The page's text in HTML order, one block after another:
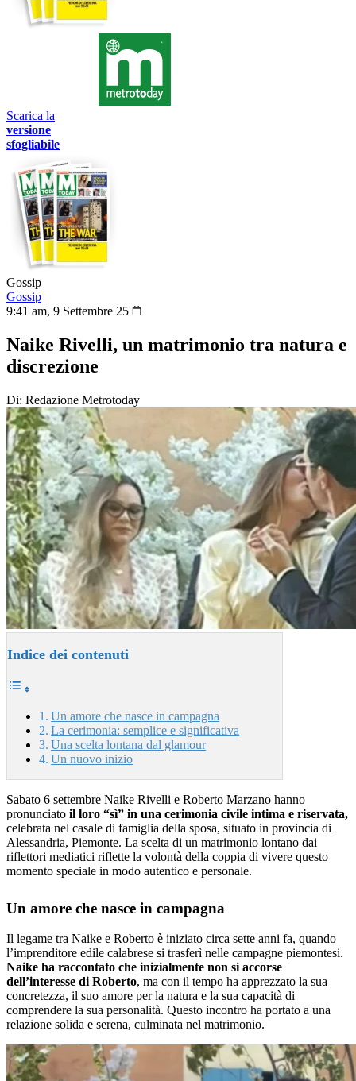
Scarica la
versione
sfogliabile
Gossip
Gossip
9:41 am, 9 Settembre 25
Naike Rivelli, un matrimonio tra natura e
discrezione
Di: Redazione Metrotoday
Indice dei contenuti
Un amore che nasce in campagna
La cerimonia: semplice e significativa
Una scelta lontana dal glamour
Un nuovo inizio
Sabato 6 settembre Naike Rivelli e Roberto Marzano hanno
pronunciato il loro “sì” in una cerimonia civile intima e riservata,
celebrata nel casale di famiglia della sposa, situato in provincia di
Alessandria, Piemonte. La scelta di un matrimonio lontano dai
riflettori mediatici riflette la volontà della coppia di vivere questo
momento speciale in modo autentico e personale.
Un amore che nasce in campagna
Il legame tra Naike e Roberto è iniziato circa sette anni fa, quando
l’imprenditore edile calabrese si trasferì nelle campagne piemontesi.
Naike ha raccontato che inizialmente non si accorse
dell’interesse di Roberto, ma con il tempo ha apprezzato la sua
concretezza, il suo amore per la natura e la sua capacità di
comprendere la sua personalità. Questo incontro ha portato a una
relazione solida e serena, culminata nel matrimonio.